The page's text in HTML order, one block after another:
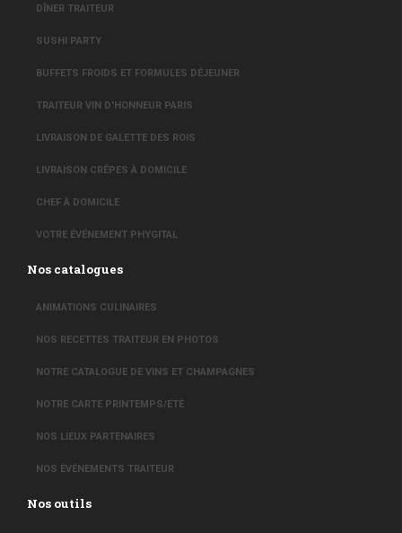
DÎNER TRAITEUR
SUSHI PARTY
BUFFETS FROIDS ET FORMULES DÉJEUNER
TRAITEUR VIN D'HONNEUR PARIS
LIVRAISON DE GALETTE DES ROIS
LIVRAISON CRÊPES À DOMICILE
CHEF À DOMICILE
VOTRE ÉVÉNEMENT PHYGITAL
Nos catalogues
ANIMATIONS CULINAIRES
NOS RECETTES TRAITEUR EN PHOTOS
NOTRE CATALOGUE DE VINS ET CHAMPAGNES
NOTRE CARTE PRINTEMPS/ÉTÉ
NOS LIEUX PARTENAIRES
NOS ÉVÉNEMENTS TRAITEUR
Nos outils